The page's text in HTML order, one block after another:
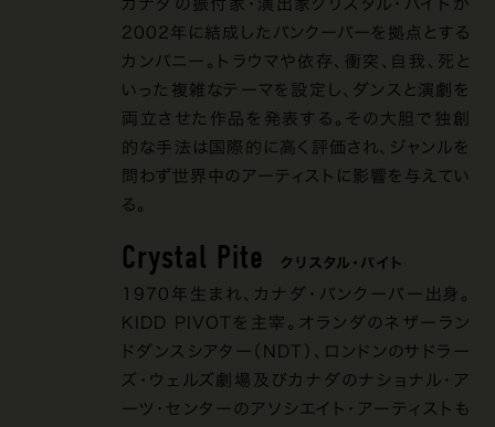
カナダの振付家・演出家クリスタル・パイトが
2002年に結成したバンクーバーを拠点とする
カンパニー。トラウマや依存、衝突、自我、死と
いった複雑なテーマを設定し、ダンスと演劇を
両立させた作品を発表する。その大胆で独創
的な手法は国際的に高く評価され、ジャンルを
問わず世界中のアーティストに影響を与えてい
る。
Crystal Pite クリスタル・パイト
1970年生まれ、カナダ・バンクーバー出身。
KIDD PIVOTを主宰。オランダのネザーラン
ドダンスシアター（NDT）、ロンドンのサドラー
ズ・ウェルズ劇場及びカナダのナショナル・ア
ーツ・センターのアソシエイト・アーティストも